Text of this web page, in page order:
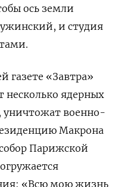
ось земли
и студия
газете «Завтра»
несколько ядерных
уничтожат военно-
Макрона
Парижской
«Всю мою жизнь